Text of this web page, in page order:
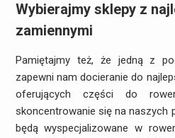
Wybierajmy sklepy z
zamiennymi
Pamiętajmy też, że jedną z
zapewni nam docieranie do
oferujących części do
skoncentrowanie się na naszych
będą wyspecjalizowane w